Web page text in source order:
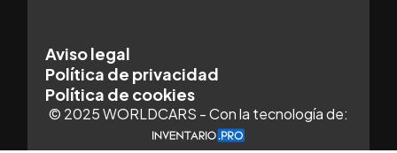
Aviso legal
Política de privacidad
Política de cookies
© 2025 WORLDCARS - Con la tecnología de: